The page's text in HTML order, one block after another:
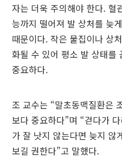
자는 더욱 주의해야 한다. 혈
능까지 떨어져 발 상처를 늦
때문이다. 작은 물집이나 상
화될 수 있어 평소 발 상태를
중요하다.
조 교수는 “말초동맥질환은
보다 중요하다”며 “걷다가
가 잘 낫지 않는다면 늦지 않
보길 권한다”고 말했다.